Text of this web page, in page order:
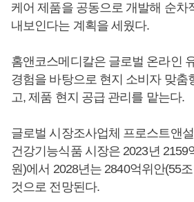
케어 제품을 공동으로 개발해 순차
내보인다는 계획을 세웠다.
홈앤코스메디칼은 글로벌 온라인
경험을 바탕으로 현지 소비자 맞춤
고, 제품 현지 공급 관리를 맡는다.
글로벌 시장조사업체 프로스트앤
건강기능식품 시장은 2023년 2159
원)에서 2028년는 2840억위안(55
것으로 전망된다.